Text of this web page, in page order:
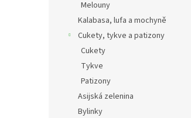
Melouny
Kalabasa, lufa a mochyně
Cukety, tykve a patizony
Cukety
Tykve
Patizony
Asijská zelenina
Bylinky